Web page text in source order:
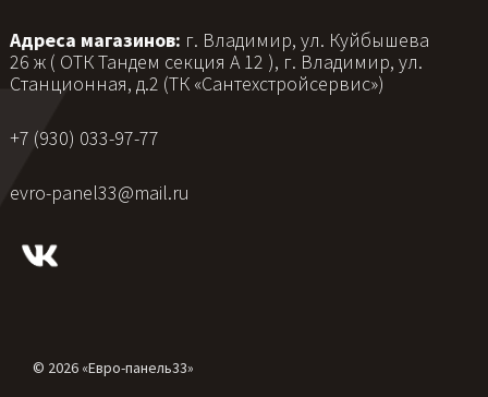
Адреса магазинов: г. Владимир, ул. Куйбышева
26 ж ( ОТК Тандем секция А 12 ), г. Владимир, ул.
Станционная, д.2 (ТК «Сантехстройсервис»)
+7 (930) 033-97-77
evro-panel33@mail.ru
© 2026 «Евро-панель33»